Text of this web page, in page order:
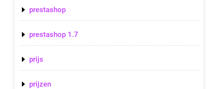
prestashop
prestashop 1.7
prijs
prijzen